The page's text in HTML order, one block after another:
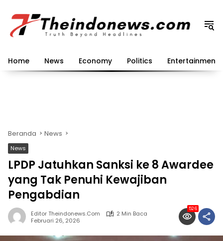
konten
Home News Economy Politics Entertainment
Beranda News
News
LPDP Jatuhkan Sanksi ke 8 Awardee
yang Tak Penuhi Kewajiban
Pengabdian
Editor Theindonews.com
2 Min Baca
Februari 26, 2026
526